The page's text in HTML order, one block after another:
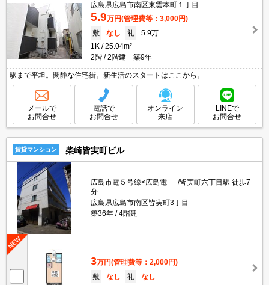
広島県広島市南区東雲本町１丁目
5.9万円(管理費等：3,000円)
敷
なし 礼
5.9万
1K
25.04m²
2階
2階建 築9年
駅まで平坦。閑静な住宅街。新生活のスタートはここから。
メールで
お問合せ
電話で
お問合せ
オンライン
来店
LINEで
お問合せ
賃貸マンション 柴崎皆実町ビル
広島市電５号線<広島電･･･/皆実町六丁目駅 徒歩7
分
広島県広島市南区皆実町3丁目
築36年
4階建
3万円(管理費等：2,000円)
敷
なし 礼
なし